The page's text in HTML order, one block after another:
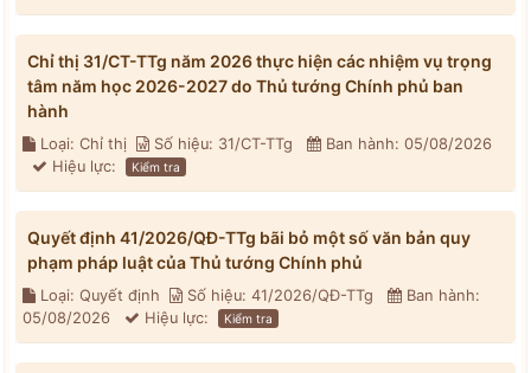
Chỉ thị 31/CT-TTg năm 2026 thực hiện các nhiệm vụ trọng
tâm năm học 2026-2027 do Thủ tướng Chính phủ ban
hành
Loại: Chỉ thị Số hiệu: 31/CT-TTg
Ban hành: 05/08/2026
Hiệu lực:
Kiểm tra
Quyết định 41/2026/QĐ-TTg bãi bỏ một số văn bản quy
phạm pháp luật của Thủ tướng Chính phủ
Loại: Quyết định Số hiệu: 41/2026/QĐ-TTg
Ban hành:
05/08/2026
Hiệu lực: Kiểm tra